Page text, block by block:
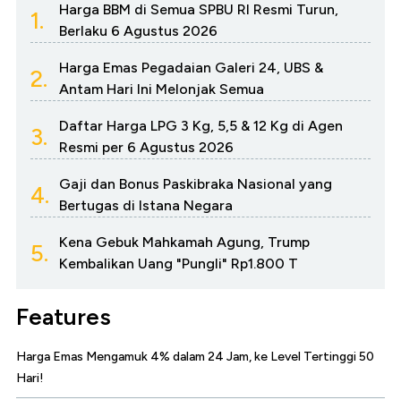
1.
Harga BBM di Semua SPBU RI Resmi Turun,
Berlaku 6 Agustus 2026
2.
Harga Emas Pegadaian Galeri 24, UBS &
Antam Hari Ini Melonjak Semua
3.
Daftar Harga LPG 3 Kg, 5,5 & 12 Kg di Agen
Resmi per 6 Agustus 2026
4.
Gaji dan Bonus Paskibraka Nasional yang
Bertugas di Istana Negara
5.
Kena Gebuk Mahkamah Agung, Trump
Kembalikan Uang "Pungli" Rp1.800 T
Features
Harga Emas Mengamuk 4% dalam 24 Jam, ke Level Tertinggi 50
Hari!